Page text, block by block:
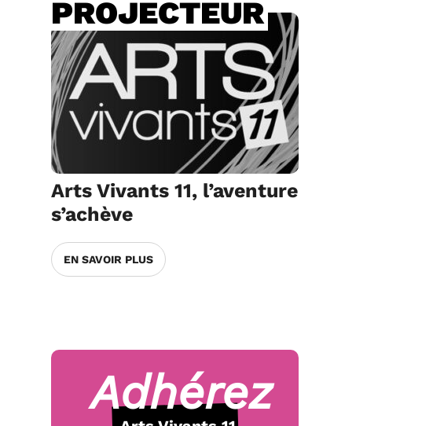
PROJECTEUR
Arts Vivants 11, l’aventure
s’achève
EN SAVOIR PLUS
Adhérez